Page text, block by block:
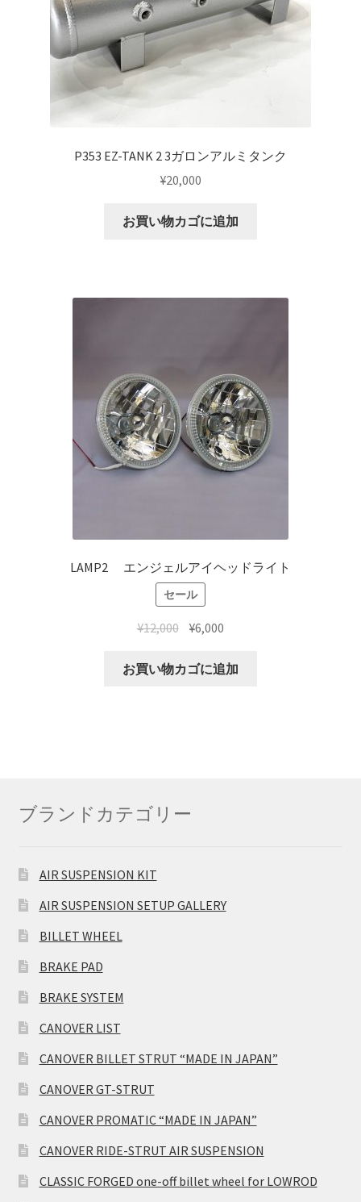
P353 EZ-TANK 2 3ガロンアルミタンク
¥20,000
お買い物カゴに追加
LAMP2 エンジェルアイヘッドライト
セール
¥12,000 ¥6,000
お買い物カゴに追加
ブランドカテゴリー
AIR SUSPENSION KIT
AIR SUSPENSION SETUP GALLERY
BILLET WHEEL
BRAKE PAD
BRAKE SYSTEM
CANOVER LIST
CANOVER BILLET STRUT “MADE IN JAPAN”
CANOVER GT-STRUT
CANOVER PROMATIC “MADE IN JAPAN”
CANOVER RIDE-STRUT AIR SUSPENSION
CLASSIC FORGED one-off billet wheel for LOWROD